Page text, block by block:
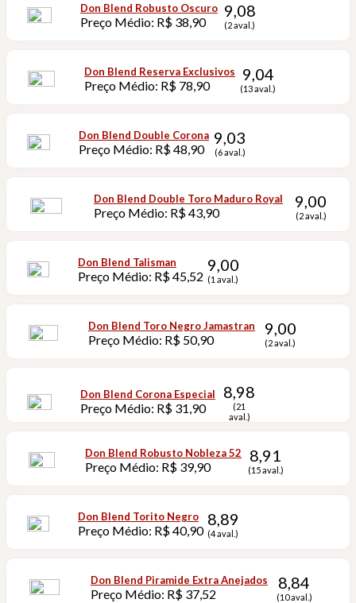
Don Blend Robusto Oscuro
Preço Médio: R$ 38,90
9,08
(2 aval.)
Don Blend Reserva Exclusivos
Preço Médio: R$ 78,90
9,04
(13 aval.)
Don Blend Double Corona
Preço Médio: R$ 48,90
9,03
(6 aval.)
Don Blend Double Toro Maduro Royal
Preço Médio: R$ 43,90
9,00
(2 aval.)
Don Blend Talisman
Preço Médio: R$ 45,52
9,00
(1 aval.)
Don Blend Toro Negro Jamastran
Preço Médio: R$ 50,90
9,00
(2 aval.)
Don Blend Corona Especial
Preço Médio: R$ 31,90
8,98
(21
aval.)
Don Blend Robusto Nobleza 52
Preço Médio: R$ 39,90
8,91
(15 aval.)
Don Blend Torito Negro
Preço Médio: R$ 40,90
8,89
(4 aval.)
Don Blend Piramide Extra Anejados
Preço Médio: R$ 37,52
8,84
(10 aval.)